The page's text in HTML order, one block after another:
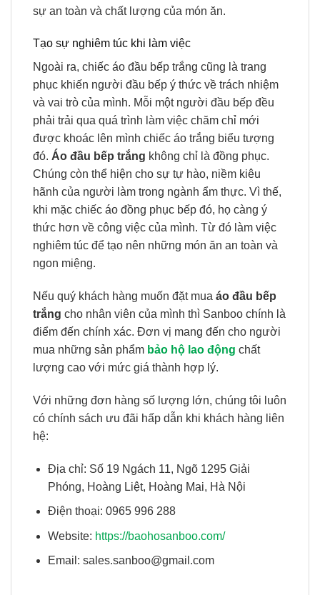
sự an toàn và chất lượng của món ăn.
Tạo sự nghiêm túc khi làm việc
Ngoài ra, chiếc áo đầu bếp trắng cũng là trang
phục khiến người đầu bếp ý thức về trách nhiệm
và vai trò của mình. Mỗi một người đầu bếp đều
phải trải qua quá trình làm việc chăm chỉ mới
được khoác lên mình chiếc áo trắng biểu tượng
đó. Áo đầu bếp trắng không chỉ là đồng phục.
Chúng còn thể hiện cho sự tự hào, niềm kiêu
hãnh của người làm trong ngành ẩm thực. Vì thế,
khi mặc chiếc áo đồng phục bếp đó, họ càng ý
thức hơn về công việc của mình. Từ đó làm việc
nghiêm túc để tạo nên những món ăn an toàn và
ngon miệng.
Nếu quý khách hàng muốn đặt mua áo đầu bếp
trắng cho nhân viên của mình thì Sanboo chính là
điểm đến chính xác. Đơn vị mang đến cho người
mua những sản phẩm bảo hộ lao động chất
lượng cao với mức giá thành hợp lý.
Với những đơn hàng số lượng lớn, chúng tôi luôn
có chính sách ưu đãi hấp dẫn khi khách hàng liên
hệ:
Địa chỉ: Số 19 Ngách 11, Ngõ 1295 Giải
Phóng, Hoàng Liệt, Hoàng Mai, Hà Nội
Điện thoại: 0965 996 288
Website: https://baohosanboo.com/
Email: sales.sanboo@gmail.com